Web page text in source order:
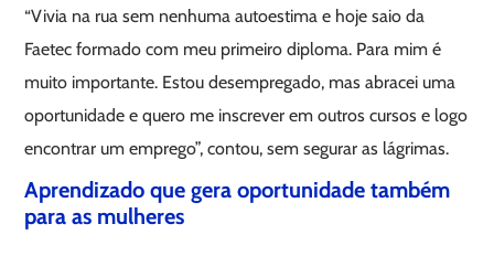
“Vivia na rua sem nenhuma autoestima e hoje saio da
Faetec formado com meu primeiro diploma. Para mim é
muito importante. Estou desempregado, mas abracei uma
oportunidade e quero me inscrever em outros cursos e logo
encontrar um emprego”, contou, sem segurar as lágrimas.
Aprendizado que gera oportunidade também
para as mulheres